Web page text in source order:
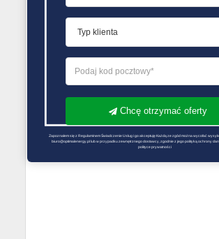
Chcę otrzymać oferty
Zapoznałem się z Regulaminem Świadczenie Usług i go akceptuję Każdą ze zgód można wycofać
biuro@optimalenergy.pl lub w przypadku zewnętrznego dostawcy, zgodnie z jego polityką ochrony
polityce prywatności